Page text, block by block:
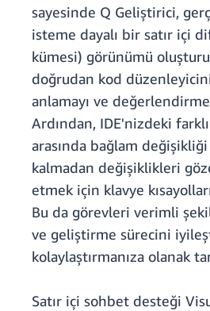
sayesinde Q Geliştirici,
isteme dayalı bir satır içi
kümesi) görünümü
doğrudan kod
anlamayı ve
Ardından, IDE'nizdeki
arasında bağlam
kalmadan değişiklikleri
etmek için klavye
Bu da görevleri verimli
ve geliştirme sürecini
kolaylaştırmanıza olanak
Satır içi sohbet desteği